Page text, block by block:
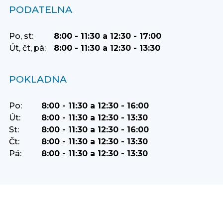
PODATELNA
Po, st:
8:00 - 11:30 a 12:30 - 17:00
Út, čt, pá:
8:00 - 11:30 a 12:30 - 13:30
POKLADNA
Po:
8:00 - 11:30 a 12:30 - 16:00
Út:
8:00 - 11:30 a 12:30 - 13:30
St:
8:00 - 11:30 a 12:30 - 16:00
Čt:
8:00 - 11:30 a 12:30 - 13:30
Pá:
8:00 - 11:30 a 12:30 - 13:30